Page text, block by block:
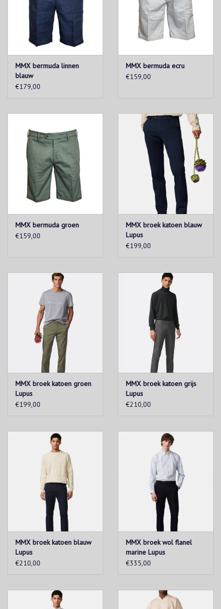
MMX bermuda linnen
blauw
€179,00
MMX bermuda ecru
€159,00
MMX bermuda groen
€159,00
MMX broek katoen blauw
Lupus
€199,00
MMX broek katoen groen
Lupus
€199,00
MMX broek katoen grijs
Lupus
€210,00
MMX broek katoen blauw
Lupus
€210,00
MMX broek wol flanel
marine Lupus
€335,00